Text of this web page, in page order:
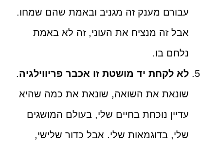
עבורם מענק זה מגניב ובאמת שהם שמחו.
אבל זה מנציח את העוני, זה לא באמת
נלחם בו.
לא לקחת יד מושטת זו אכבר פריווילגיה.
שונאת את השואה, שונאת את כמה שהיא
עדיין נוכחת בחיים שלי, בעולם המושגים
שלי, בדוגמאות שלי. אבל כדור שלישי,